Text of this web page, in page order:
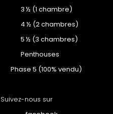
3 ½ (1 chambre)
4 ½ (2 chambres)
5 ½ (3 chambres)
Penthouses
Phase 5 (100% vendu)
Suivez-nous sur